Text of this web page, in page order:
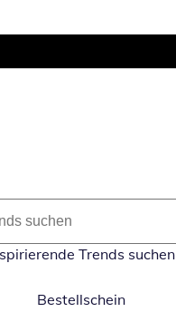
Trends suchen
Bestellschein